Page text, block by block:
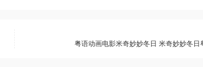
粤语动画电影米奇妙妙冬日 米奇妙妙冬日